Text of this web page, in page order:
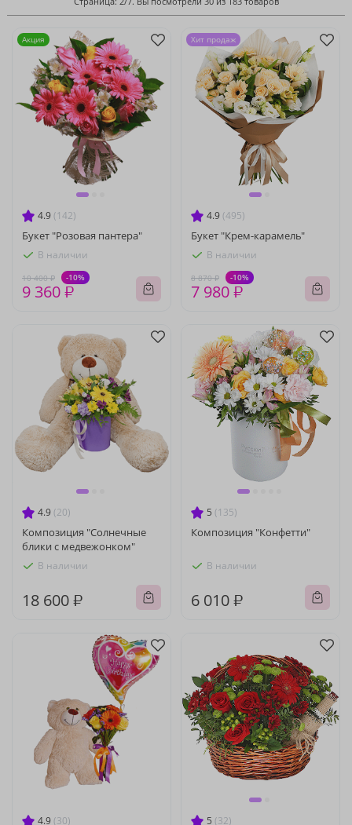
4.9 (142)
Букет "Розовая пантера"
В наличии
10 400 ₽ -10%
9 360 ₽
Акция
4.9 (495)
Букет "Крем-карамель"
В наличии
8 870 ₽ -10%
7 980 ₽
Хит продаж
4.9 (20)
Композиция "Солнечные
блики с медвежонком"
В наличии
18 600 ₽
5 (135)
Композиция "Конфетти"
В наличии
6 010 ₽
4.9 (30) 5 (32)